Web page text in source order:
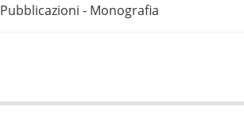
Pubblicazioni - Monografia